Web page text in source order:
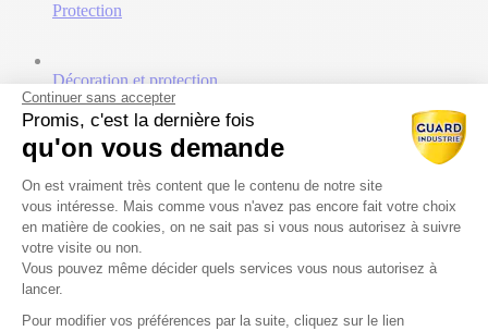
Protection
Décoration et protection
Traitement et minéralisation
Ressources
Catalogues
Documents techniques
Vidéos
Prescripteurs
Continuer sans accepter
Promis, c'est la dernière fois
qu'on vous demande
Plateforme de Gestion du
On est vraiment très content que le contenu de notre site
vous intéresse. Mais comme vous n'avez pas encore fait votre choix
en matière de cookies, on ne sait pas si vous nous autorisez à suivre
votre visite ou non.
Vous pouvez même décider quels services vous nous autorisez à
lancer.
Pour modifier vos préférences par la suite, cliquez sur le lien